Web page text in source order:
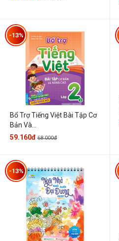
Bổ Trợ Tiếng Việt Bài Tập Cơ
Bản Và...
-13%
59.160đ 68.000đ
-13%